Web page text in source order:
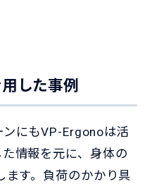
した事例
にもVP-Ergonoは活
情報を元に、身体の
す。負荷のかかり具